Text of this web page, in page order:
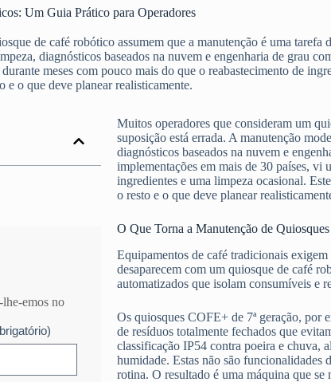
Um Guia Prático para Operadores
de café robótico assumem que a manutenção é uma
diagnósticos baseados na nuvem e engenharia de grau
meses com pouco mais do que o reabastecimento de
o que deve planear realisticamente.
emos no
Muitos operadores que consideram um
suposição está errada. A manutenção
diagnósticos baseados na nuvem e
implementações em mais de 30 países, vi
ingredientes e uma limpeza ocasional.
o resto e o que deve planear
O Que Torna a Manutenção de
Equipamentos de café tradicionais
desaparecem com um quiosque de café
automatizados que isolam consumíveis e
Os quiosques COFE+ de 7ª geração,
de resíduos totalmente fechados que
classificação IP54 contra poeira e chuva,
humidade. Estas não são funcionalidades
rotina. O resultado é uma máquina que se